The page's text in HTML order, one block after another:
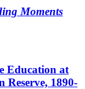
Moments
Education at
Reserve, 1890-